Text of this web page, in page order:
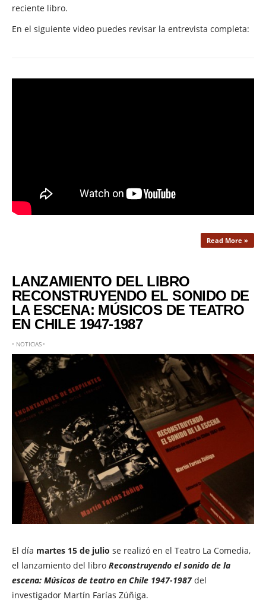
reciente libro.
En el siguiente video puedes revisar la entrevista completa:
Read More »
LANZAMIENTO DEL LIBRO
RECONSTRUYENDO EL SONIDO DE
LA ESCENA: MÚSICOS DE TEATRO
EN CHILE 1947-1987
• NOTICIAS•
El día martes 15 de julio se realizó en el Teatro La Comedia,
el lanzamiento del libro Reconstruyendo el sonido de la
escena: Músicos de teatro en Chile 1947-1987del
investigador Martín Farías Zúñiga.